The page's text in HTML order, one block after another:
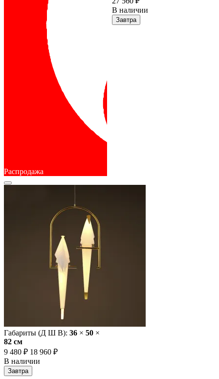
Распродажа
Габариты (Д Ш В): 36 × 50 ×
82 cм
9 480 ₽ 18 960 ₽
В наличии
Завтра
В наличии
Завтра